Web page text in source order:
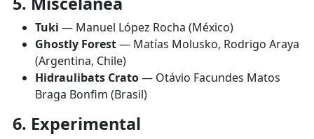
Tuki — Manuel López Rocha (México)
Ghostly Forest— Matías Molusko, Rodrigo Araya
(Argentina, Chile)
Hidraulibats Crato— Otávio Facundes Matos
Braga Bonfim (Brasil)
6. Experimental